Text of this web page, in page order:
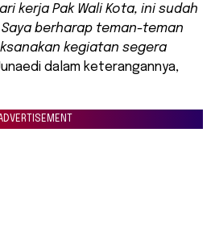
kerja Pak Wali Kota, ini sudah
berharap teman-teman
kegiatan segera
dalam keterangannya,